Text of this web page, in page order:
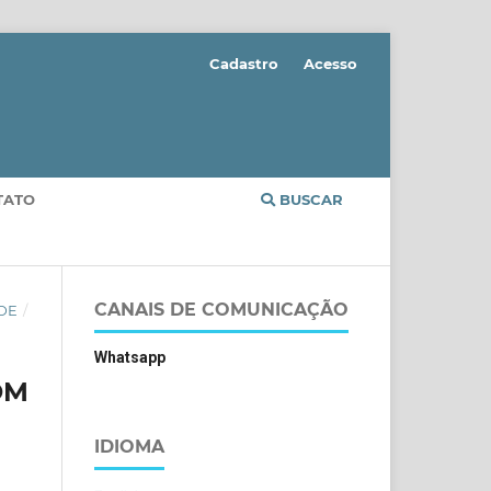
BUSCAR
Cadastro Acesso
/
CANAIS DE COMUNICAÇÃO
Whatsapp
IDIOMA